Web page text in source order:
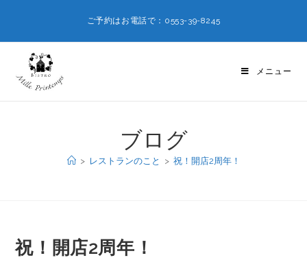
ご予約はお電話で：0553-39-8245
メニュー
ブログ
> レストランのこと > 祝！開店2周年！
祝！開店2周年！